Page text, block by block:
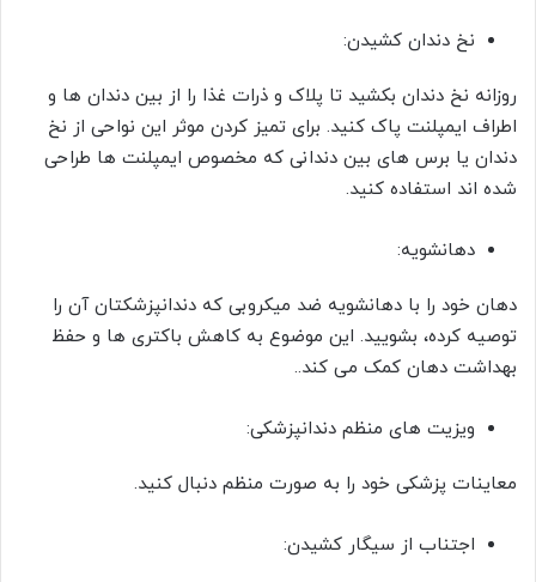
نخ دندان کشیدن:
روزانه نخ دندان بکشید تا پلاک و ذرات غذا را از بین دندان ها و
اطراف ایمپلنت پاک کنید. برای تمیز کردن موثر این نواحی از نخ
دندان یا برس های بین دندانی که مخصوص ایمپلنت ها طراحی
شده اند استفاده کنید.
دهانشویه:
دهان خود را با دهانشویه ضد میکروبی که دندانپزشکتان آن را
توصیه کرده، بشویید. این موضوع به کاهش باکتری ها و حفظ
بهداشت دهان کمک می کند..
ویزیت های منظم دندانپزشکی:
معاینات پزشکی خود را به صورت منظم دنبال کنید.
اجتناب از سیگار کشیدن: